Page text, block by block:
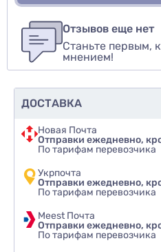
авторизуйтесь иливойдите
Оценить товар
Отзывов еще нет
Станьте первым,
мнением!
ДОСТАВКА
Новая Почта
Отправки ежедневно,
По тарифам перевозчика
Укрпочта
Отправки ежедневно,
По тарифам перевозчика
Meest Почта
Отправки ежедневно,
По тарифам перевозчика